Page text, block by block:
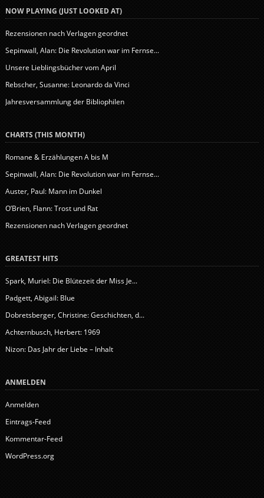
NOW PLAYING (JUST LOOKED AT)
Rezensionen nach Verlagen geordnet
Sepinwall, Alan: Die Revolution war im Fernse...
Unsere Lieblingsbücher vom April
Rebscher, Susanne: Leonardo da Vinci
Jahresversammlung der Bibliophilen
CHARTS (THIS MONTH)
Romane & Erzählungen A bis M
Sepinwall, Alan: Die Revolution war im Fernse...
Auster, Paul: Mann im Dunkel
O’Brien, Flann: Trost und Rat
Rezensionen nach Verlagen geordnet
GREATEST HITS
Spark, Muriel: Die Blütezeit der Miss Je...
Padgett, Abigail: Blue
Dobretsberger, Christine: Geschichten, d...
Achternbusch, Herbert: 1969
Nizon: Das Jahr der Liebe – Inhalt
ANMELDEN
Anmelden
Eintrags-Feed
Kommentar-Feed
WordPress.org